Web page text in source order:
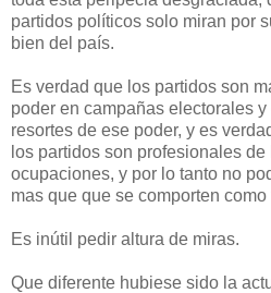
partidos políticos solo miran por
bien del país.
Es verdad que los partidos son
poder en campañas electorales
resortes de ese poder, y es
los partidos son profesionales
ocupaciones, y por lo tanto no
mas que que se comporten
Es inútil pedir altura de miras.
Que diferente hubiese sido la